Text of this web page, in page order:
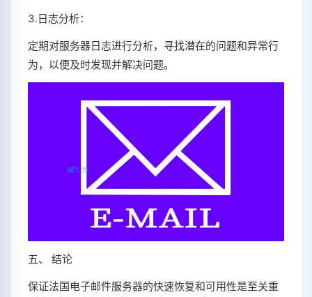
3.日志分析：
定期对服务器日志进行分析，寻找潜在的问题和异常行
为，以便及时发现并解决问题。
五、 结论
保证法国电子邮件服务器的快速恢复和可用性是至关重